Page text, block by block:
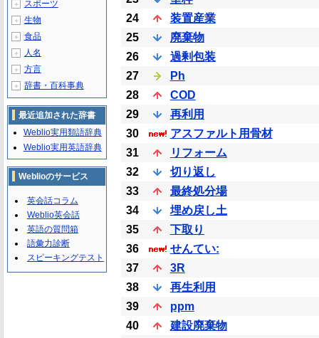
24
装置産業
25
廃棄物
26
過剰包装
27
Ph
28
COD
29
再利用
30
アスファルト用骨材
31
リフォーム
32
切り返し
33
最終処分場
34
埋め戻し土
35
下取り
36
せんてい:
37
3R
38
再生利用
39
ppm
40
建設廃棄物
＋ スポーツ
＋ 生物
＋ 食品
＋ 人名
＋ 方言
＋ 辞書・百科事典
最近追加された辞書
Weblio実用類語辞典
Weblio実用英語辞典
Weblioのサービス
英会話コラム
Weblio英会話
英語の質問箱
語彙力診断
スピーキングテスト